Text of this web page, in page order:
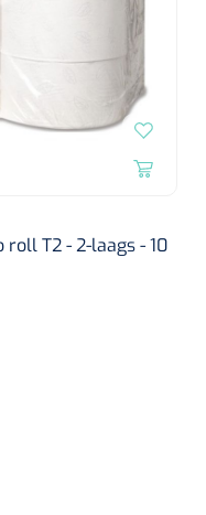
T2 - 2-laags - 10